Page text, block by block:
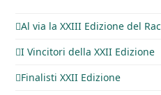
Al via la XXIII Edizione del
I Vincitori della XXII Edizione
Finalisti XXII Edizione